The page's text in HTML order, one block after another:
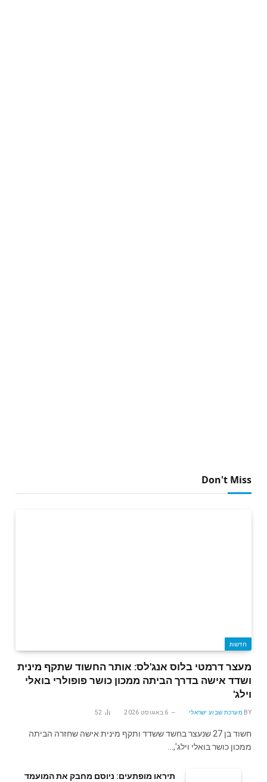
Don't Miss
חדשות
מעצר דרמטי בלוס אנג'לס: אותר החשוד שתקף מינית
ושדד אישה בדרך הביתה ממכון כושר פופולרי בואלי
וילג'
BY מערכת שבוע ישראלי 6 באוגוסט 2026 52
חשוד בן 27 שנעצר בחשד ששדד ותקף מינית אישה שחזרה הביתה
ממכון כושר בואלי וילג',…
תיראו מופתעים: ניוסם מחבק את המועמד